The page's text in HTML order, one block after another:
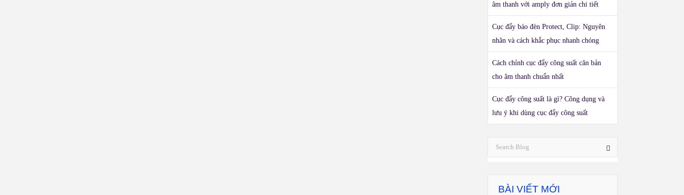
âm thanh với amply đơn giản chi tiết
Cục đẩy báo đèn Protect, Clip: Nguyên
nhân và cách khắc phục nhanh chóng
Cách chỉnh cục đẩy công suất căn bản
cho âm thanh chuẩn nhất
Cục đẩy công suất là gì? Công dụng và
lưu ý khi dùng cục đẩy công suất
BÀI VIẾT MỚI